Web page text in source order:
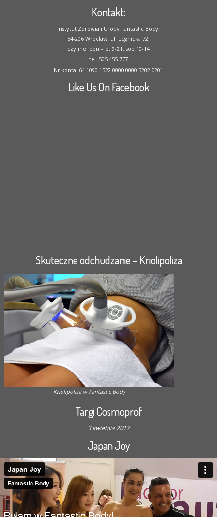
Kontakt:
Instytut Zdrowia i Urody Fantastic Body,
54-206 Wrocław, ul. Legnicka 72;
czynne: pon – pt 9-21, sob 10-14
tel. 505 455 777
Nr konta: 64 1090 1522 0000 0000 5202 0201
Like Us On Facebook
Skuteczne odchudzanie – Kriolipoliza
Kriolipoliza w Fantastic Body
Targi Cosmoprof
3 kwietnia 2017
Japan Joy